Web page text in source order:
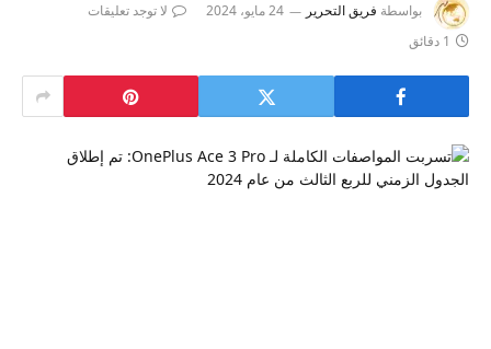
بواسطة فريق التحرير 24 مايو، 2024
لا توجد تعليقات
1 دقائق